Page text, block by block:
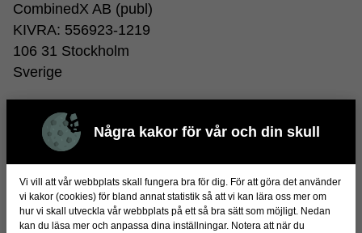
Några kakor för vår och din skull
Vi vill att vår webbplats skall fungera bra för dig. För att göra det använder
vi kakor (cookies) för bland annat statistik så att vi kan lära oss mer om
hur vi skall utveckla vår webbplats på ett så bra sätt som möjligt. Nedan
kan du läsa mer och anpassa dina inställningar. Notera att när du
CombinedX AB (publ)
KIVRA: 556923-1219
106 31 Stockholm
Sverige
Fakturaer via e-post: